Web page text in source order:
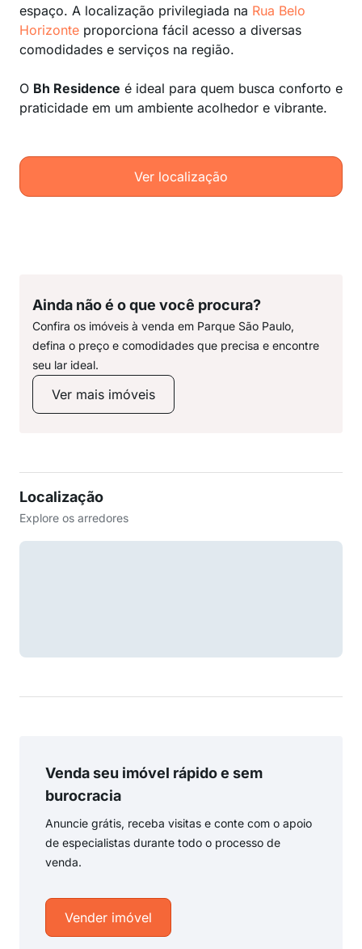
espaço. A localização privilegiada na Rua Belo
Horizonte proporciona fácil acesso a diversas
comodidades e serviços na região.
O Bh Residence é ideal para quem busca conforto e
praticidade em um ambiente acolhedor e vibrante.
Ver localização
Ainda não é o que você procura?
Confira os imóveis à venda em Parque São Paulo,
defina o preço e comodidades que precisa e encontre
seu lar ideal.
Ver mais imóveis
Localização
Explore os arredores
Venda seu imóvel rápido e sem
burocracia
Anuncie grátis, receba visitas e conte com o apoio
de especialistas durante todo o processo de
venda.
Vender imóvel